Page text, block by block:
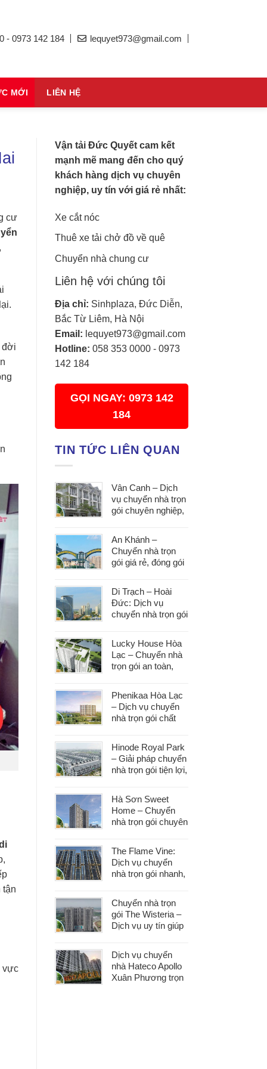
- 0973 142 184 lequyet973@gmail.com
MỚI LIÊN HỆ
cư
đời
tận
vực
Vận tải Đức Quyết cam kết
mạnh mẽ mang đến cho quý
khách hàng dịch vụ chuyên
nghiệp, uy tín với giá rẻ nhất:
Xe cắt nóc
Thuê xe tải chở đồ về quê
Chuyển nhà chung cư
Liên hệ với chúng tôi
Địa chỉ: Sinhplaza, Đức Diễn,
Bắc Từ Liêm, Hà Nội
Email: lequyet973@gmail.com
Hotline: 058 353 0000 - 0973
142 184
GỌI NGAY: 0973 142
184
TIN TỨC LIÊN QUAN
Vân Canh – Dịch
vụ chuyển nhà trọn
gói chuyên nghiệp,
An Khánh –
Chuyển nhà trọn
gói giá rẻ, đóng gói
Di Trạch – Hoài
Đức: Dịch vụ
chuyển nhà trọn gói
dọn
Lucky House Hòa
Lạc – Chuyển nhà
trọn gói an toàn,
Phenikaa Hòa Lạc
– Dịch vụ chuyển
nhà trọn gói chất
Hinode Royal Park
– Giải pháp chuyển
nhà trọn gói tiện lợi,
Hà Sơn Sweet
Home – Chuyển
nhà trọn gói chuyên
khâu
The Flame Vine:
Dịch vụ chuyển
nhà trọn gói nhanh,
Chuyển nhà trọn
gói The Wisteria –
Dịch vụ uy tín giúp
phát sinh
Dịch vụ chuyển
nhà Hateco Apollo
Xuân Phương trọn